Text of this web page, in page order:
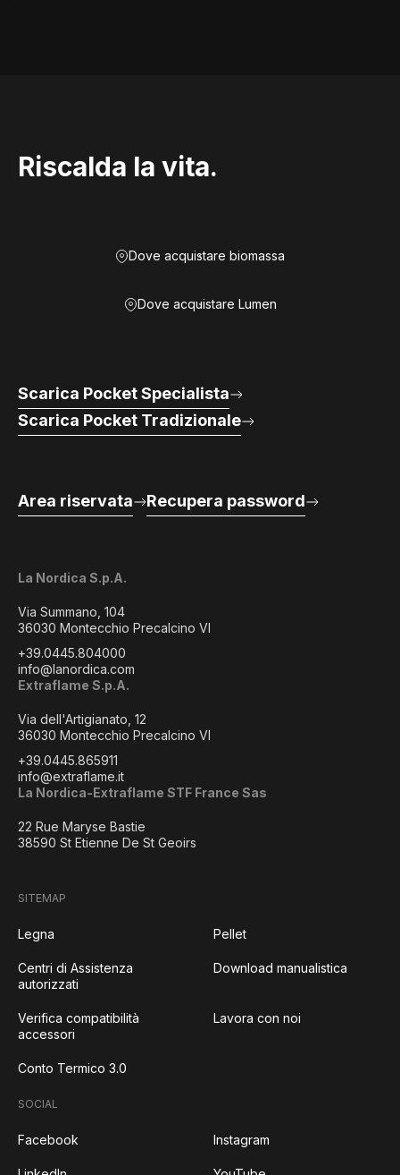
Riscalda la vita.
Dove acquistare biomassa
Dove acquistare Lumen
La Nordica S.p.A.
Via Summano, 104
36030 Montecchio Precalcino VI
+39.0445.804000
info@lanordica.com
Extraflame S.p.A.
Via dell'Artigianato, 12
36030 Montecchio Precalcino VI
+39.0445.865911
info@extraflame.it
La Nordica-Extraflame STF France Sas
22 Rue Maryse Bastie
38590 St Etienne De St Geoirs
Scarica Pocket Specialista
Scarica Pocket Tradizionale
Area riservata Recupera password
SITEMAP
Legna Pellet
Centri di Assistenza
autorizzati
Download manualistica
Verifica compatibilità
accessori
Lavora con noi
Conto Termico 3.0
SOCIAL
Facebook Instagram